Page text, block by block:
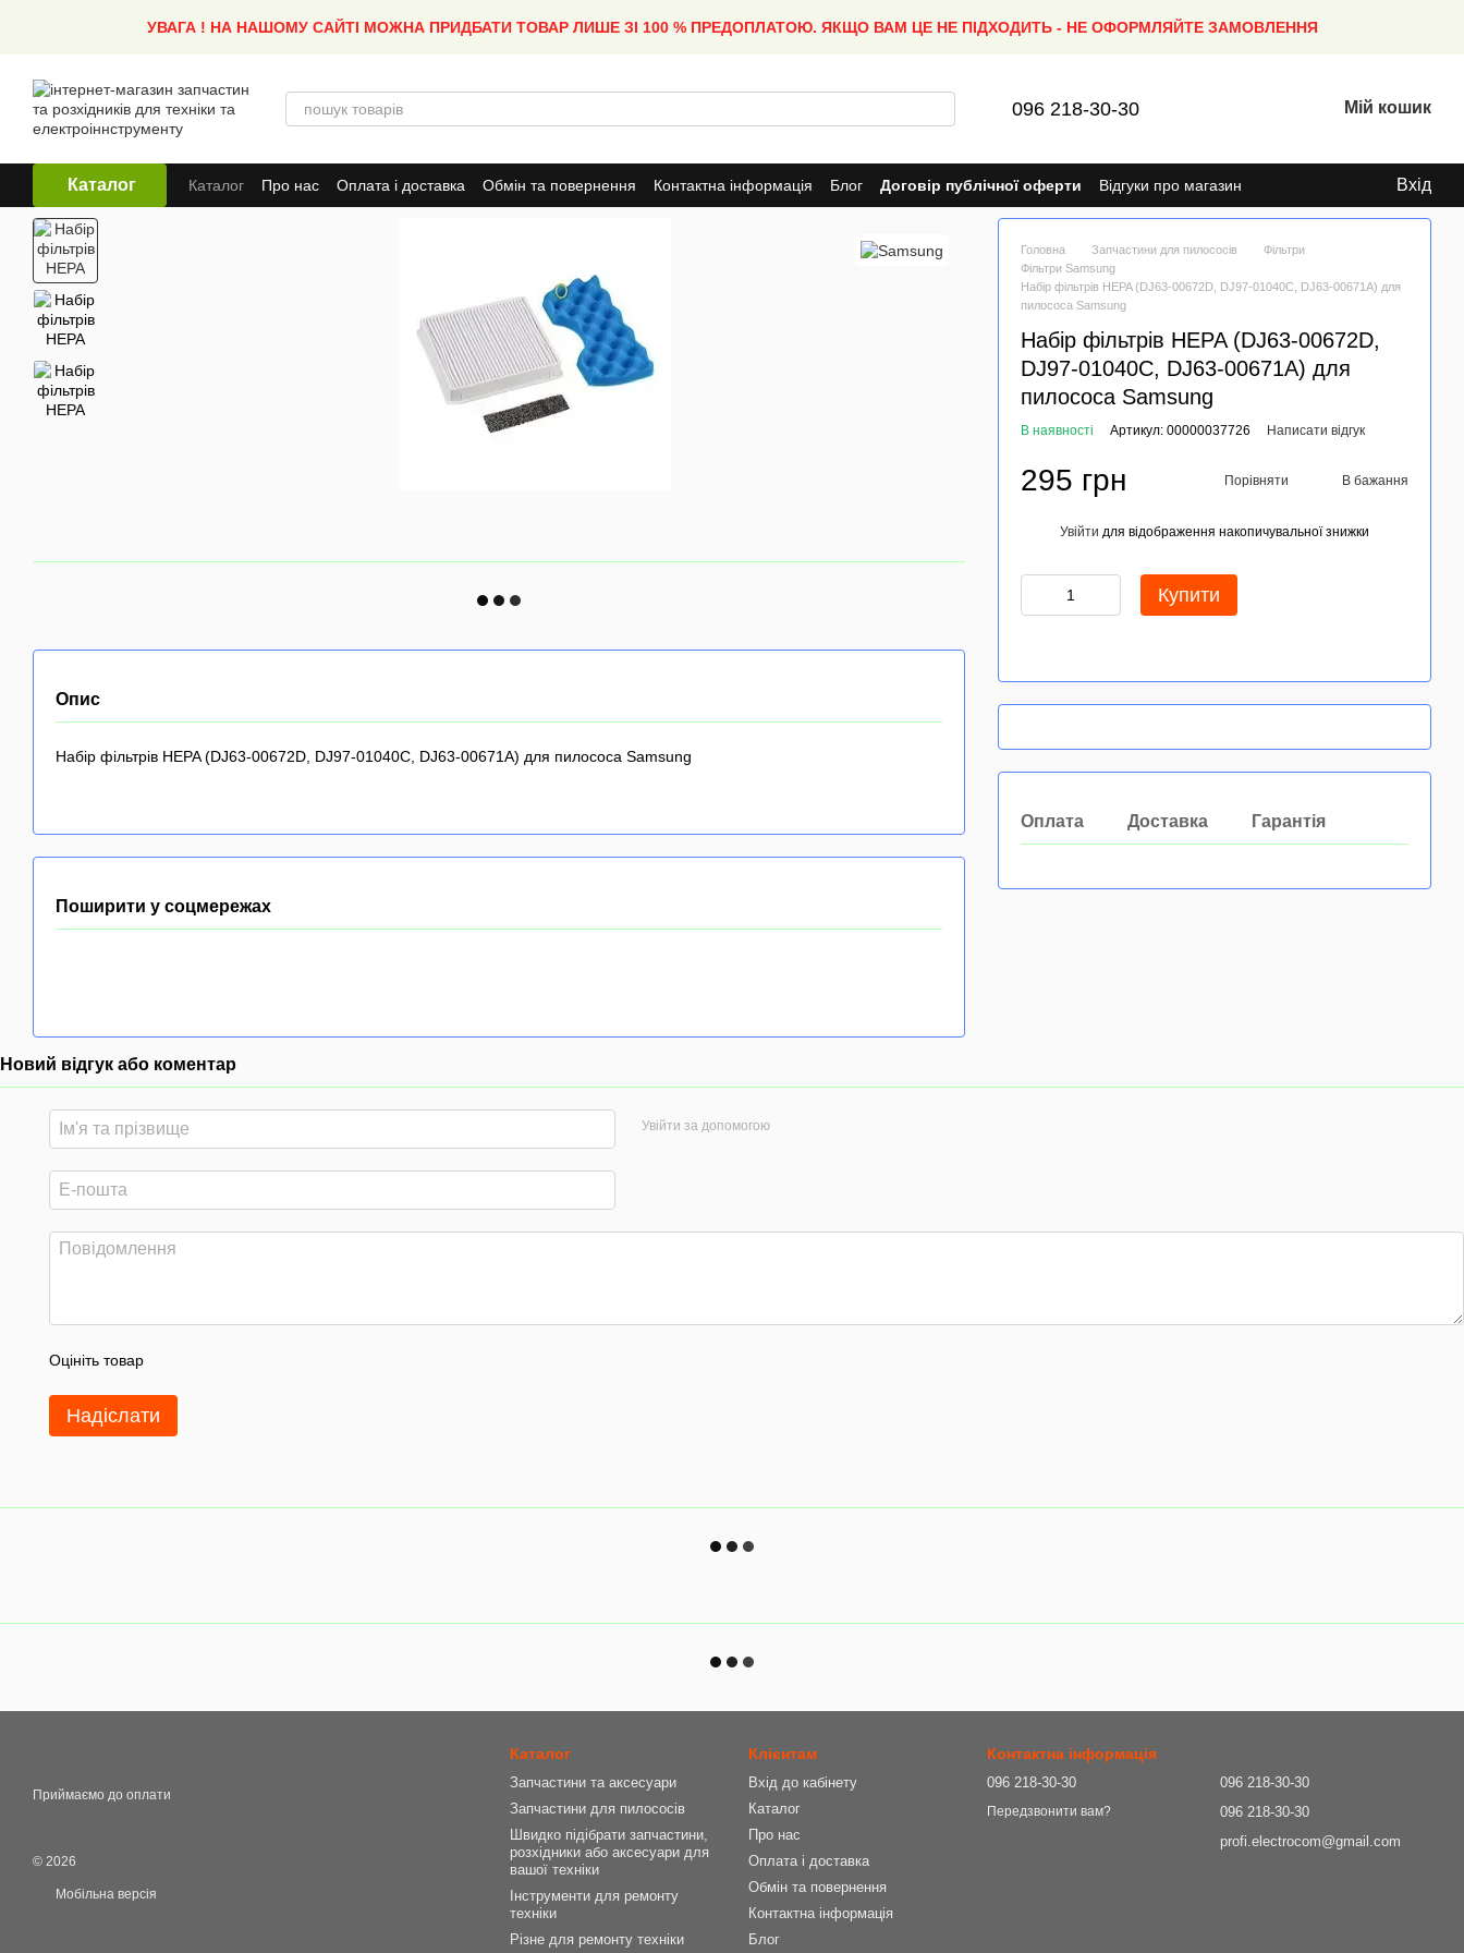
УВАГА ! НА НАШОМУ САЙТІ МОЖНА ПРИДБАТИ ТОВАР ЛИШЕ ЗІ 100 % ПРЕДОПЛАТОЮ. ЯКЩО ВАМ ЦЕ НЕ ПІДХОДИТЬ - НЕ ОФОРМЛЯЙТЕ ЗАМОВЛЕННЯ
096 218-30-30 Мій кошик
Каталог Каталог Про нас Оплата і доставка Обмін та повернення Контактна інформація Блог Договір публічної оферти Відгуки про магазин Вхід
Головна Запчастини для пилососів
Фільтри
Фільтри Samsung
Набір фільтрів HEPA (DJ63-00672D, DJ97-01040C, DJ63-00671A) для
пилососа Samsung
Набір фільтрів HEPA (DJ63-00672D,
DJ97-01040C, DJ63-00671A) для
пилососа Samsung
В наявності Артикул: 00000037726 Написати відгук
295 грн Порівняти В бажання
Увійти для відображення накопичувальної знижки
Купити
Оплата Доставка Гарантія
Опис
Набір фільтрів HEPA (DJ63-00672D, DJ97-01040C, DJ63-00671A) для пилососа Samsung
Поширити у соцмережах
Новий відгук або коментар
Увійти за допомогою
Оцініть товар
Надіслати
Приймаємо до оплати
© 2026
Мобільна версія
Каталог
Запчастини та аксесуари
Запчастини для пилососів
Швидко підібрати запчастини,
розхідники або аксесуари для
вашої техніки
Інструменти для ремонту
техніки
Різне для ремонту техніки
Клієнтам
Вхід до кабінету
Каталог
Про нас
Оплата і доставка
Обмін та повернення
Контактна інформація
Блог
Контактна інформація
096 218-30-30
Передзвонити вам?
096 218-30-30
096 218-30-30
profi.electrocom@gmail.com